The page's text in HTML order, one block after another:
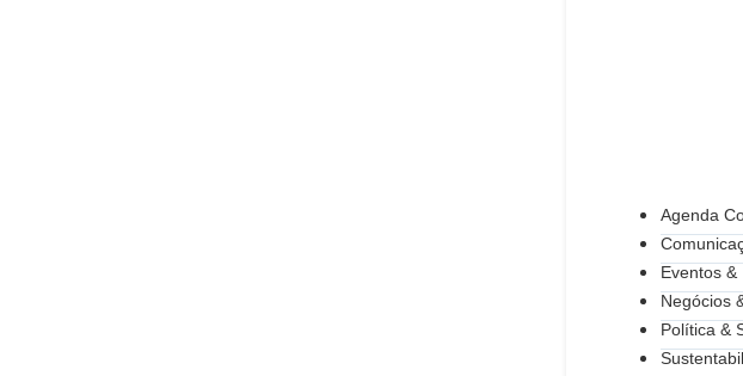
Agenda
Eventos &
Negócios
Política &